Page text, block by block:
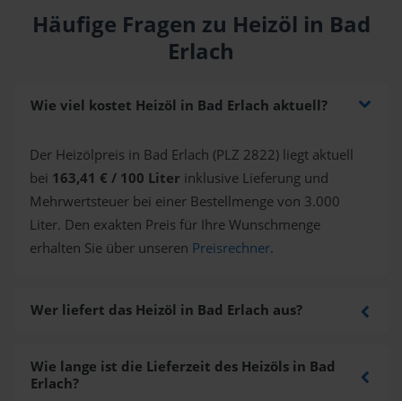
Häufige Fragen zu Heizöl in Bad
Erlach
Wie viel kostet Heizöl in Bad Erlach aktuell?
Der Heizölpreis in Bad Erlach (PLZ 2822) liegt aktuell
bei 163,41 € / 100 Liter inklusive Lieferung und
Mehrwertsteuer bei einer Bestellmenge von 3.000
Liter. Den exakten Preis für Ihre Wunschmenge
erhalten Sie über unseren Preisrechner.
Wer liefert das Heizöl in Bad Erlach aus?
Wie lange ist die Lieferzeit des Heizöls in Bad
Erlach?